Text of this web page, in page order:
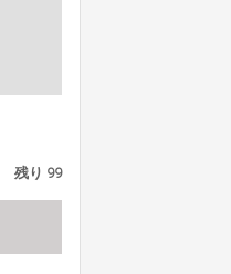
残り 99